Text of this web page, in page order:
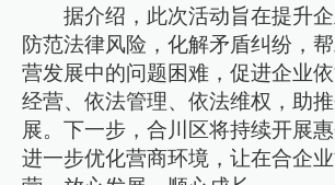
据介绍，此次活动旨在提升企
防范法律风险，化解矛盾纠纷，
营发展中的问题困难，促进企业
经营、依法管理、依法维权，助
展。下一步，合川区将持续开展惠
进一步优化营商环境，让在合企